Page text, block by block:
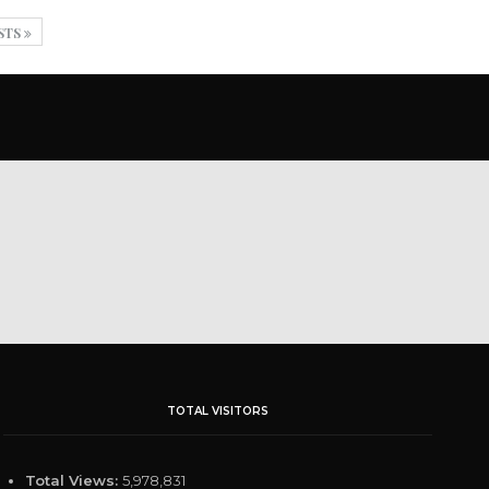
TOTAL VISITORS
Total Views: 5,978,831